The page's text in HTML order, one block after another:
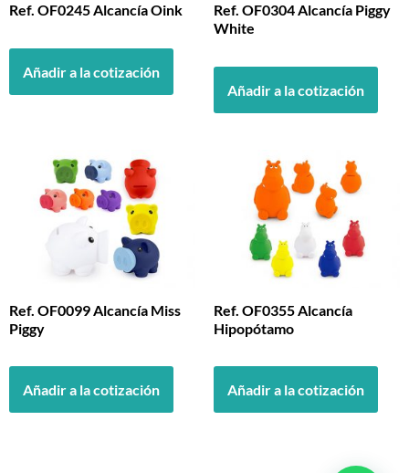
Ref. OF0245 Alcancía Oink
Añadir a la cotización
Ref. OF0304 Alcancía Piggy
White
Añadir a la cotización
Ref. OF0099 Alcancía Miss
Piggy
Añadir a la cotización
Ref. OF0355 Alcancía
Hipopótamo
Añadir a la cotización